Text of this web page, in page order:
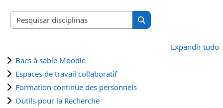
Pesquisar disciplinas
Pesquisar disciplinas
Expandir tudo
Bacs à sable Moodle
Espaces de travail collaboratif
Formation continue des personnels
Outils pour la Recherche